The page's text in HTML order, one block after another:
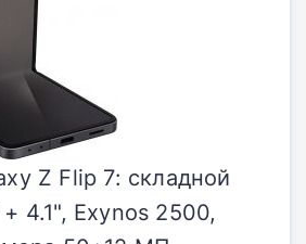
Z Flip 7: складной
4.1", Exynos 2500,